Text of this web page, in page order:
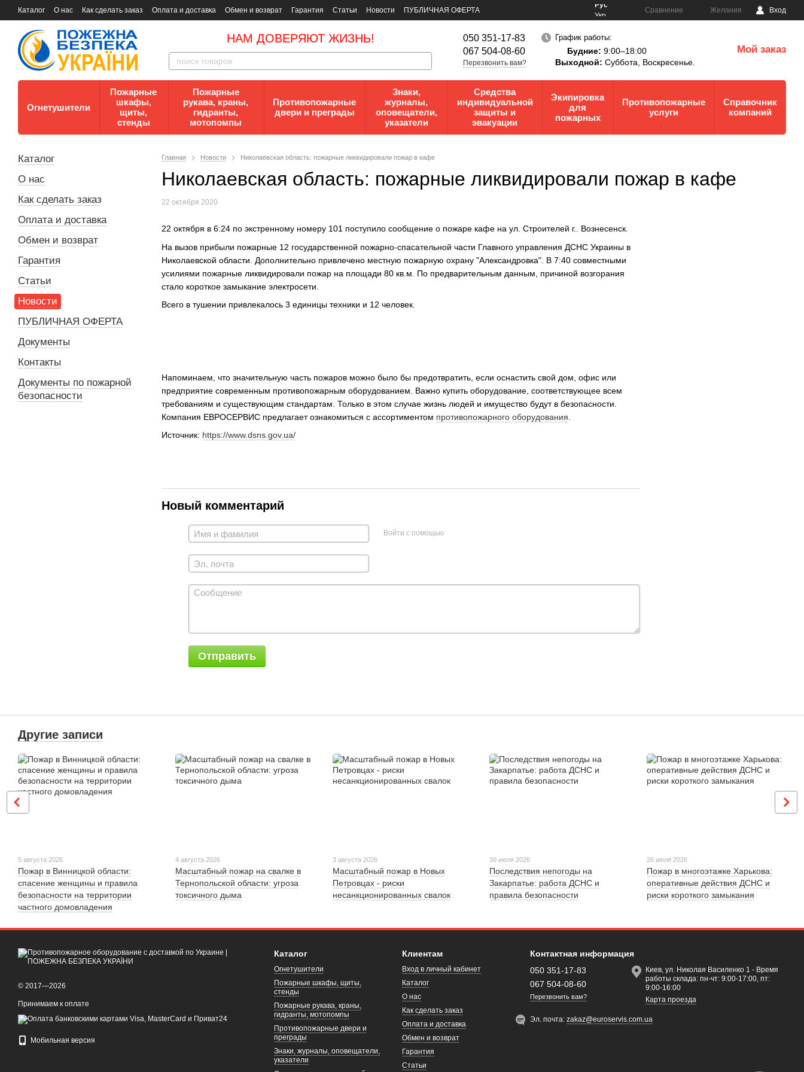
Каталог О нас Как сделать заказ Оплата и доставка Обмен и возврат Гарантия Статьи Новости
ПУБЛИЧНАЯ ОФЕРТА
Документы
Контакты Документы по пожарной безопасности
Рус
Укр
Сравнение Желания Вход
НАМ ДОВЕРЯЮТ ЖИЗНЬ!
050 351-17-83
067 504-08-60
Перезвонить вам?
График работы:
Будние: 9:00–18:00
Выходной: Суббота, Воскресенье.
Мой заказ
Огнетушители
Пожарные
шкафы,
щиты,
стенды
Пожарные
рукава, краны,
гидранты,
мотопомпы
Противопожарные
двери и преграды
Знаки,
журналы,
оповещатели,
указатели
Средства
индивидуальной
защиты и
эвакуации
Экипировка
для
пожарных
Противопожарные
услуги
Справочник
компаний
Главная Новости Николаевская область: пожарные ликвидировали пожар в кафе
Николаевская область: пожарные ликвидировали пожар в кафе
22 октября 2020
22 октября в 6:24 по экстренному номеру 101 поступило сообщение о пожаре кафе на ул. Строителей г.. Вознесенск.
На вызов прибыли пожарные 12 государственной пожарно-спасательной части Главного управления ДСНС Украины в
Николаевской области. Дополнительно привлечено местную пожарную охрану "Александровка". В 7:40 совместными
усилиями пожарные ликвидировали пожар на площади 80 кв.м. По предварительным данным, причиной возгорания
стало короткое замыкание электросети.
Всего в тушении привлекалось 3 единицы техники и 12 человек.
Напоминаем, что значительную часть пожаров можно было бы предотвратить, если оснастить свой дом, офис или
предприятие современным противопожарным оборудованием. Важно купить оборудование, соответствующее всем
требованиям и существующим стандартам. Только в этом случае жизнь людей и имущество будут в безопасности.
Компания ЕВРОСЕРВИС предлагает ознакомиться с ассортиментом противопожарного оборудования
Источник: https://www.dsns.gov.ua/
Новый комментарий
Войти с помощью
Отправить
Каталог
О нас
Как сделать заказ
Оплата и доставка
Обмен и возврат
Гарантия
Статьи
Новости
ПУБЛИЧНАЯ ОФЕРТА
Документы
Контакты
Документы по пожарной
безопасности
Другие записи
5 августа 2026
Пожар в Винницкой области:
спасение женщины и правила
безопасности на территории
частного домовладения
4 августа 2026
Масштабный пожар на свалке в
Тернопольской области: угроза
токсичного дыма
3 августа 2026
Масштабный пожар в Новых
Петровцах - риски
несанкционированных свалок
30 июля 2026
Последствия непогоды на
Закарпатье: работа ДСНС и
правила безопасности
26 июля 2026
Пожар в многоэтажке Харькова:
оперативные действия ДСНС и
риски короткого замыкания
© 2017—2026
Принимаем к оплате
Мобильная версия
Каталог
Огнетушители
Пожарные шкафы, щиты,
стенды
Пожарные рукава, краны,
гидранты, мотопомпы
Противопожарные двери и
преграды
Знаки, журналы, оповещатели,
указатели
Клиентам
Вход в личный кабинет
Каталог
О нас
Как сделать заказ
Оплата и доставка
Обмен и возврат
Гарантия
Статьи
Контактная информация
050 351-17-83
067 504-08-60
Перезвонить вам?
Киев, ул. Николая Василенко 1 - Время
работы склада: пн-чт: 9:00-17:00, пт:
9:00-16:00
Карта проезда
Эл. почта:zakaz@euroservis.com.ua